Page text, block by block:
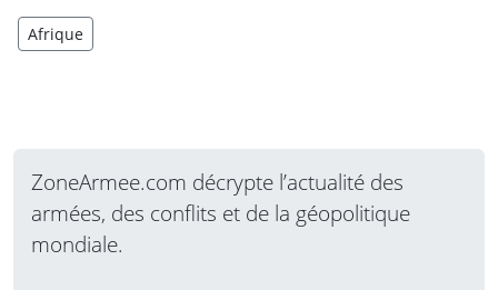
Afrique
ZoneArmee.com décrypte l’actualité des
armées, des conflits et de la géopolitique
mondiale.